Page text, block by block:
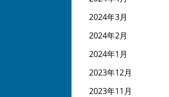
2024年3月
2024年2月
2024年1月
2023年12月
2023年11月